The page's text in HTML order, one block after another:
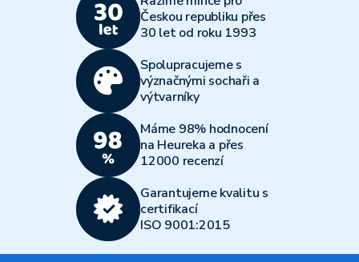
Českou republiku přes
30 let od roku 1993
Spolupracujeme s
význačnými sochaři a
výtvarníky
Máme 98% hodnocení
na Heureka a přes
12000 recenzí
Garantujeme kvalitu s
certifikací
ISO 9001:2015